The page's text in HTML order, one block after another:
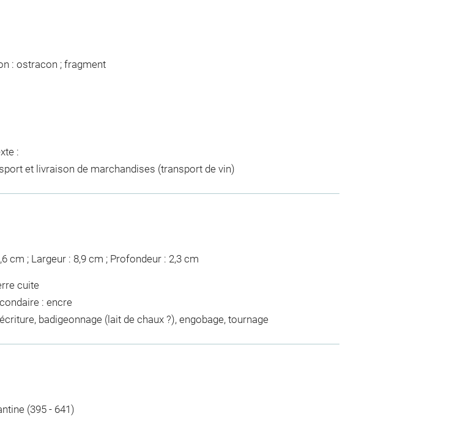
: ostracon ; fragment
:
et livraison de marchandises (transport de vin)
cm ; Largeur : 8,9 cm ; Profondeur : 2,3 cm
cuite
: encre
badigeonnage (lait de chaux ?), engobage, tournage
(395 - 641)